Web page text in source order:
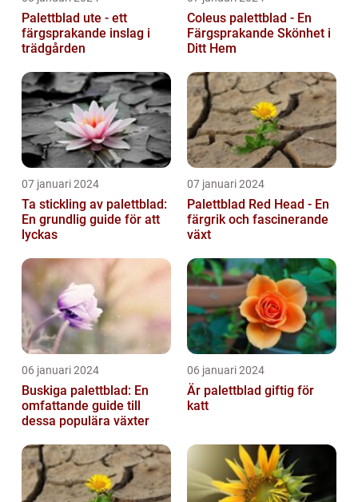
Palettblad ute - ett
färgsprakande inslag i
trädgården
Coleus palettblad - En
Färgsprakande Skönhet i
Ditt Hem
07 januari 2024
Ta stickling av palettblad:
En grundlig guide för att
lyckas
07 januari 2024
Palettblad Red Head - En
färgrik och fascinerande
växt
06 januari 2024
Buskiga palettblad: En
omfattande guide till
dessa populära växter
06 januari 2024
Är palettblad giftig för
katt